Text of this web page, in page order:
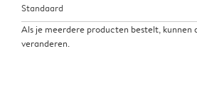
Standaard
Als je meerdere producten bestelt, kunnen
veranderen.